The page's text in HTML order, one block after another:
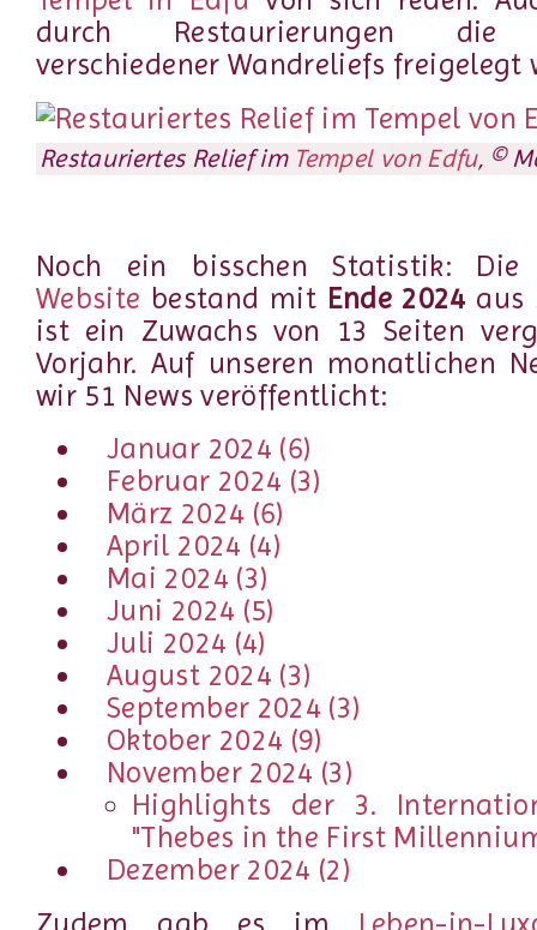
durch Restaurierungen die
verschiedener Wandreliefs freigelegt
Restauriertes Relief im Tempel von Edfu, ©
Noch ein bisschen Statistik:
Website bestand mit Ende 2024 aus
ist ein Zuwachs von 13 Seiten
Vorjahr. Auf unseren monatlichen
wir 51 News veröffentlicht:
Januar 2024 (6)
Februar 2024 (3)
März 2024 (6)
April 2024 (4)
Mai 2024 (3)
Juni 2024 (5)
Juli 2024 (4)
August 2024 (3)
September 2024 (3)
Oktober 2024 (9)
November 2024 (3)
Highlights der 3.
"Thebes in the First
Dezember 2024 (2)